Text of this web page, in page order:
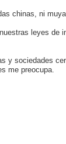
chinas, ni
leyes
y sociedades
me preocupa.